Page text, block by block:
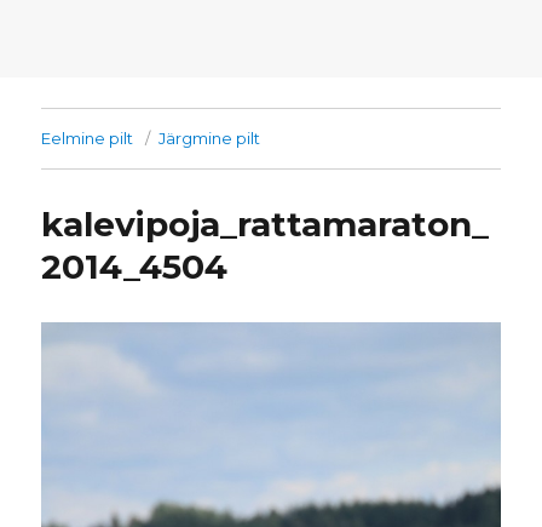
Eelmine pilt Järgmine pilt
kalevipoja_rattamaraton_
2014_4504